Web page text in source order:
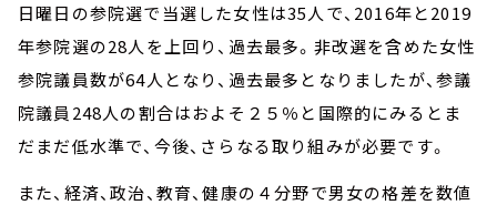
日曜日の参院選で当選した女性は35人で、2016年と2019
年参院選の28人を上回り、過去最多。非改選を含めた女性
参院議員数が64人となり、過去最多となりましたが、参議
院議員248人の割合はおよそ２５％と国際的にみるとま
だまだ低水準で、今後、さらなる取り組みが必要です。
また、経済、政治、教育、健康の４分野で男女の格差を数値